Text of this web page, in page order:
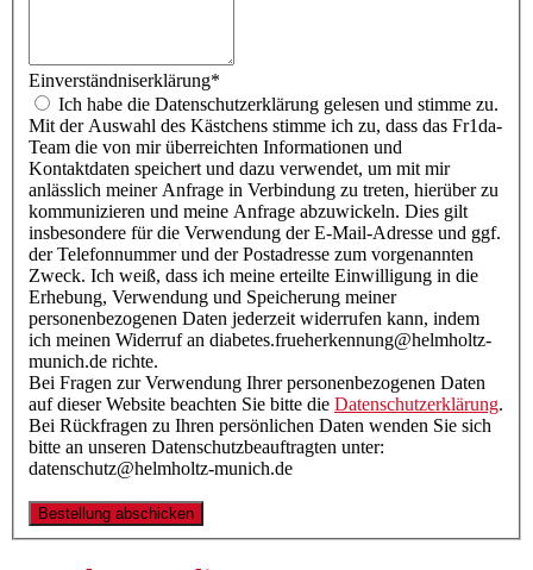
Einverständniserklärung*
Ich habe die Datenschutzerklärung gelesen und stimme zu.
Mit der Auswahl des Kästchens stimme ich zu, dass das Fr1da-
Team die von mir überreichten Informationen und
Kontaktdaten speichert und dazu verwendet, um mit mir
anlässlich meiner Anfrage in Verbindung zu treten, hierüber zu
kommunizieren und meine Anfrage abzuwickeln. Dies gilt
insbesondere für die Verwendung der E-Mail-Adresse und ggf.
der Telefonnummer und der Postadresse zum vorgenannten
Zweck. Ich weiß, dass ich meine erteilte Einwilligung in die
Erhebung, Verwendung und Speicherung meiner
personenbezogenen Daten jederzeit widerrufen kann, indem
ich meinen Widerruf an diabetes.frueherkennung@helmholtz-
munich.de richte.
Bei Fragen zur Verwendung Ihrer personenbezogenen Daten
auf dieser Website beachten Sie bitte die Datenschutzerklärung.
Bei Rückfragen zu Ihren persönlichen Daten wenden Sie sich
bitte an unseren Datenschutzbeauftragten unter:
datenschutz@helmholtz-munich.de